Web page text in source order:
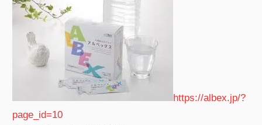
https://albex.jp/?
page_id=10